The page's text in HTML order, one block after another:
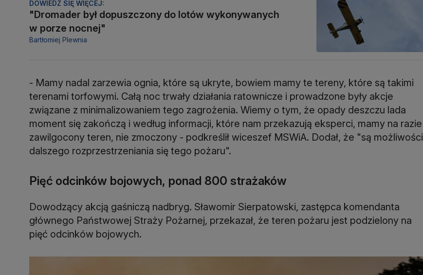
DOWIEDZ SIĘ WIĘCEJ:
"Dromader był dopuszczony do lotów wykonywanych
w porze nocnej"
Bartłomiej Plewnia
- Mamy nadal zarzewia ognia, które są ukryte, bowiem mamy te tereny, które są takimi
terenami torfowymi. Całą noc trwały działania ratownicze i prowadzone były akcje
związane z minimalizowaniem tego zagrożenia. Wiemy o tym, że opady deszczu lada
moment się zakończą i według informacji, które nam przekazują eksperci, mamy na razie
zawilgocony teren, nie zmoczony - podkreślił wiceszef MSWiA. Dodał, że "są możliwości
dalszego rozprzestrzeniania się tego pożaru".
Pięć odcinków bojowych, ponad 800 strażaków
Dowodzący akcją gaśniczą nadbryg. Sławomir Sierpatowski, zastępca komendanta
głównego Państwowej Straży Pożarnej, przekazał, że teren pożaru jest podzielony na
pięć odcinków bojowych.